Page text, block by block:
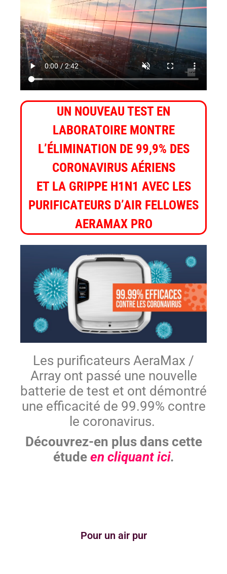
UN NOUVEAU TEST EN
LABORATOIRE MONTRE
L’ÉLIMINATION DE 99,9% DES
CORONAVIRUS AÉRIENS
ET LA GRIPPE H1N1 AVEC LES
PURIFICATEURS D’AIR FELLOWES
AERAMAX PRO
Les purificateurs AeraMax /
Array ont passé une nouvelle
batterie de test et ont démontré
une efficacité de 99.99% contre
le coronavirus.
Découvrez-en plus dans cette
étudeen cliquant ici.
Pour un air pur